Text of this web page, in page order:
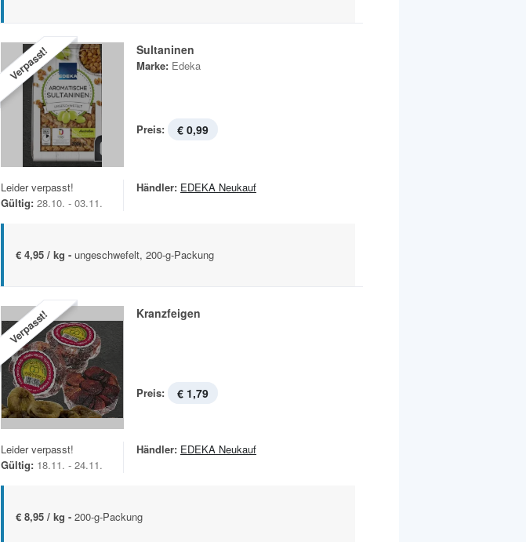
Verpasst! Sultaninen
Marke: Edeka
Preis: € 0,99
Leider verpasst!
Gültig: 28.10. - 03.11.
Händler: EDEKA Neukauf
€ 4,95 / kg - ungeschwefelt, 200-g-Packung
Verpasst! Kranzfeigen
Preis: € 1,79
Leider verpasst!
Gültig: 18.11. - 24.11.
Händler: EDEKA Neukauf
€ 8,95 / kg - 200-g-Packung